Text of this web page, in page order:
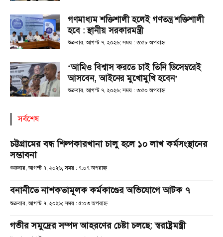
গণমাধ্যম শক্তিশালী হলেই গণতন্ত্র শক্তিশালী
হবে : স্থানীয় সরকারমন্ত্রী
শুক্রবার, আগস্ট ৭, ২০২৬; সময় : ৩:৫৮ অপরাহ্ণ
‘আমিও বিশ্বাস করতে চাই তিনি ডিসেম্বরেই
আসবেন, আইনের মুখোমুখি হবেন’
শুক্রবার, আগস্ট ৭, ২০২৬; সময় : ৩:৫০ অপরাহ্ণ
সর্বশেষ
চট্টগ্রামের বন্ধ শিল্পকারখানা চালু হলে ১০ লাখ কর্মসংস্থানের
সম্ভাবনা
শুক্রবার, আগস্ট ৭, ২০২৬; সময় : ৭:০৭ অপরাহ্ণ
বনানীতে নাশকতামূলক কর্মকাণ্ডের অভিযোগে আটক ৭
শুক্রবার, আগস্ট ৭, ২০২৬; সময় : ৫:০৩ অপরাহ্ণ
গভীর সমুদ্রের সম্পদ আহরণের চেষ্টা চলছে: স্বরাষ্ট্রমন্ত্রী